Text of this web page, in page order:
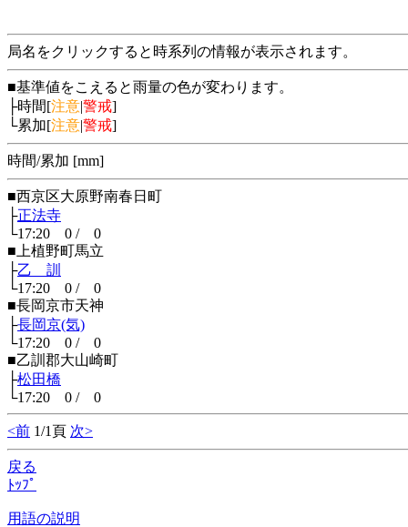
局名をクリックすると時系列の情報が表示されます。
■基準値をこえると雨量の色が変わります。
├時間[注意|警戒]
└累加[注意|警戒]
時間/累加 [mm]
■西京区大原野南春日町
├正法寺
└17:20 0 / 0
■上植野町馬立
├乙 訓
└17:20 0 / 0
■長岡京市天神
├長岡京(気)
└17:20 0 / 0
■乙訓郡大山崎町
├松田橋
└17:20 0 / 0
<前 1/1頁 次>
戻る
ﾄｯﾌﾟ
用語の説明